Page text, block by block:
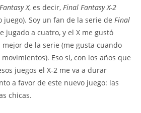
X, es decir, Final Fantasy X-2
juego). Soy un fan de la serie de Final
jugado a cuatro, y el X me gustó
de la serie (me gusta cuando
Eso sí, con los años que
juegos el X-2 me va a durar
a favor de este nuevo juego: las
chicas.